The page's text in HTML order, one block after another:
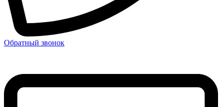
Обратный звонок